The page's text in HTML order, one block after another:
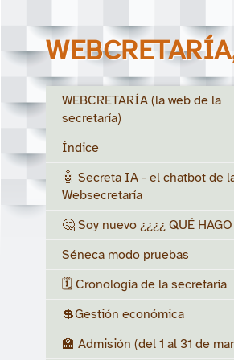
WEBCRETARÍA (la web de la
secretaría)
Índice
🤖 Secreta IA - el chatbot de
Websecretaría
🤔 Soy nuevo ¿¿¿¿ QUÉ
Séneca modo pruebas
🗓️ Cronología de la secretaría
💲Gestión económica
🏫 Admisión (del 1 al 31 de